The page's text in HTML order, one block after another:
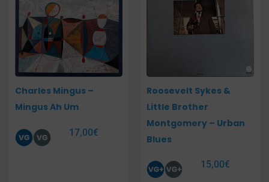
Charles Mingus –
Mingus Ah Um
17,00€
Roosevelt Sykes &
Little Brother
Montgomery – Urban
Blues
15,00€